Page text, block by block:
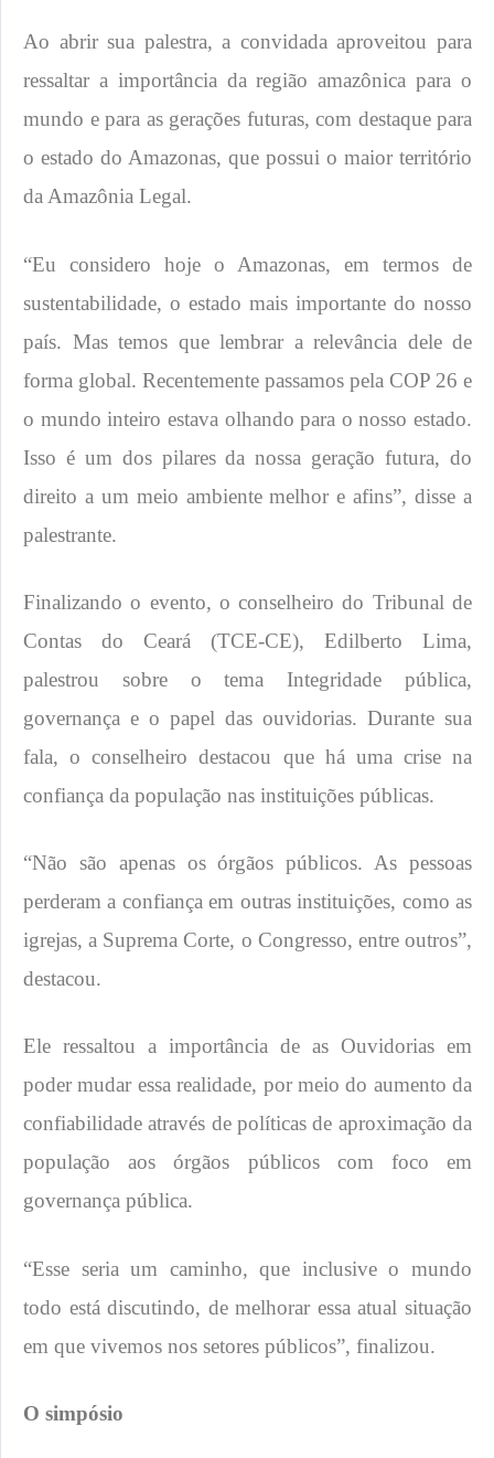
Ao abrir sua palestra, a convidada aproveitou para
ressaltar a importância da região amazônica para o
mundo e para as gerações futuras, com destaque para
o estado do Amazonas, que possui o maior território
da Amazônia Legal.
“Eu considero hoje o Amazonas, em termos de
sustentabilidade, o estado mais importante do nosso
país. Mas temos que lembrar a relevância dele de
forma global. Recentemente passamos pela COP 26 e
o mundo inteiro estava olhando para o nosso estado.
Isso é um dos pilares da nossa geração futura, do
direito a um meio ambiente melhor e afins”, disse a
palestrante.
Finalizando o evento, o conselheiro do Tribunal de
Contas do Ceará (TCE-CE), Edilberto Lima,
palestrou sobre o tema Integridade pública,
governança e o papel das ouvidorias. Durante sua
fala, o conselheiro destacou que há uma crise na
confiança da população nas instituições públicas.
“Não são apenas os órgãos públicos. As pessoas
perderam a confiança em outras instituições, como as
igrejas, a Suprema Corte, o Congresso, entre outros”,
destacou.
Ele ressaltou a importância de as Ouvidorias em
poder mudar essa realidade, por meio do aumento da
confiabilidade através de políticas de aproximação da
população aos órgãos públicos com foco em
governança pública.
“Esse seria um caminho, que inclusive o mundo
todo está discutindo, de melhorar essa atual situação
em que vivemos nos setores públicos”, finalizou.
O simpósio